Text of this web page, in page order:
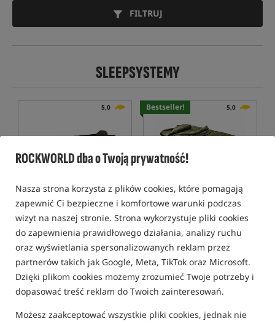
ROCKWORLD dba o Twoją prywatność!
Nasza strona korzysta z plików cookies, które pomagają
zapewnić Ci bezpieczne i komfortowe warunki podczas
wizyt na naszej stronie. Strona wykorzystuje pliki cookies
do zapewnienia prawidłowego działania, analizy ruchu
oraz wyświetlania spersonalizowanych reklam przez
partnerów takich jak Google, Meta, TikTok oraz Microsoft.
Dzięki plikom cookies możemy zrozumieć Twoje potrzeby i
dopasować treść reklam do Twoich zainteresowań.
Możesz zaakceptować wszystkie pliki cookies, jednak nie
FILTRUJ
SLEEPSYSTEMY
5,0
Nash Scope OPS 4 Fold
Sleep System MK II
Mobilne łóżko karpiowe
1 999,99PLN
otrzymujesz 12,60 pkt
KUP
Bestseller! 5,0
Solar SP C-TECH Memory
Foam Sleep System MKII -
Wide
Duże łóżko z wbudowanym śpiworem (sleepsystem)
3 089,99PLN
Cena kat.: 3 370,00
/ -8%
Min. cena z 30 dni przed
obniżką: 2989.99
KUP